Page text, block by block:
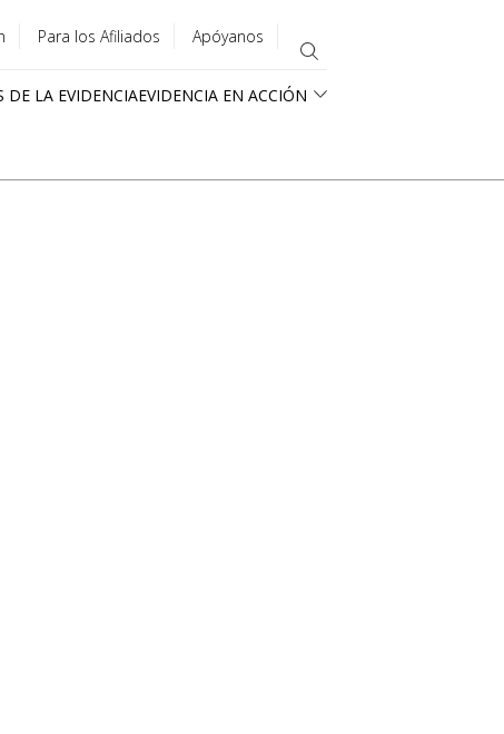
Para los Afiliados Apóyanos
DE LA EVIDENCIAEVIDENCIA EN ACCIÓN